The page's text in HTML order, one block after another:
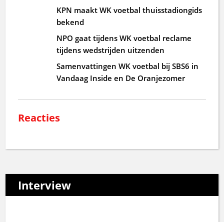
KPN maakt WK voetbal thuisstadiongids
bekend
NPO gaat tijdens WK voetbal reclame
tijdens wedstrijden uitzenden
Samenvattingen WK voetbal bij SBS6 in
Vandaag Inside en De Oranjezomer
Reacties
Interview